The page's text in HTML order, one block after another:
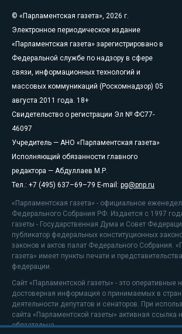
© «Парламентская газета», 2026 г.
Электронное периодическое издание
«Парламентская газета» зарегистрировано в
Федеральной службе по надзору в сфере
связи, информационных технологий и
массовых коммуникаций (Роскомнадзор) 05
августа 2011 года. 18+
Свидетельство о регистрации Эл № ФС77-
46097
Учредитель — АНО «Парламентская газета»
Исполняющий обязанности главного
редактора — Абдуллаев М.Р.
Тел.: +7 (495) 637–69–79 E-mail: pg@pnp.ru
«Парламентская газета» - официальное
Федерального Собрания РФ. Издается с 1997
газеты - Государственная Дума и Совет
публикатор федеральных конституционных
законов и актов палат Федерального Собрания.
газета» имеет пункты печати и
федерации.
Сайт «Парламентской газеты» - это оперативные
достоверная информация о принимаемых в
деятельности депутатов и сенаторов. При
сайта «Парламентской газеты» активная ссылка
обязательна.